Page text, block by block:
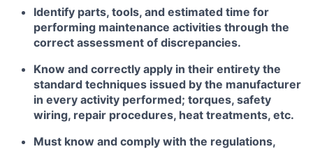
Identify parts, tools, and estimated time for
performing maintenance activities through the
correct assessment of discrepancies.
Know and correctly apply in their entirety the
standard techniques issued by the manufacturer
in every activity performed; torques, safety
wiring, repair procedures, heat treatments, etc.
Must know and comply with the regulations,